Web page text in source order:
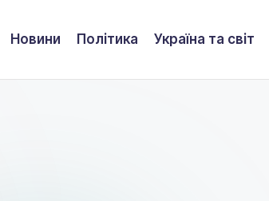
Новини Політика Україна та світ